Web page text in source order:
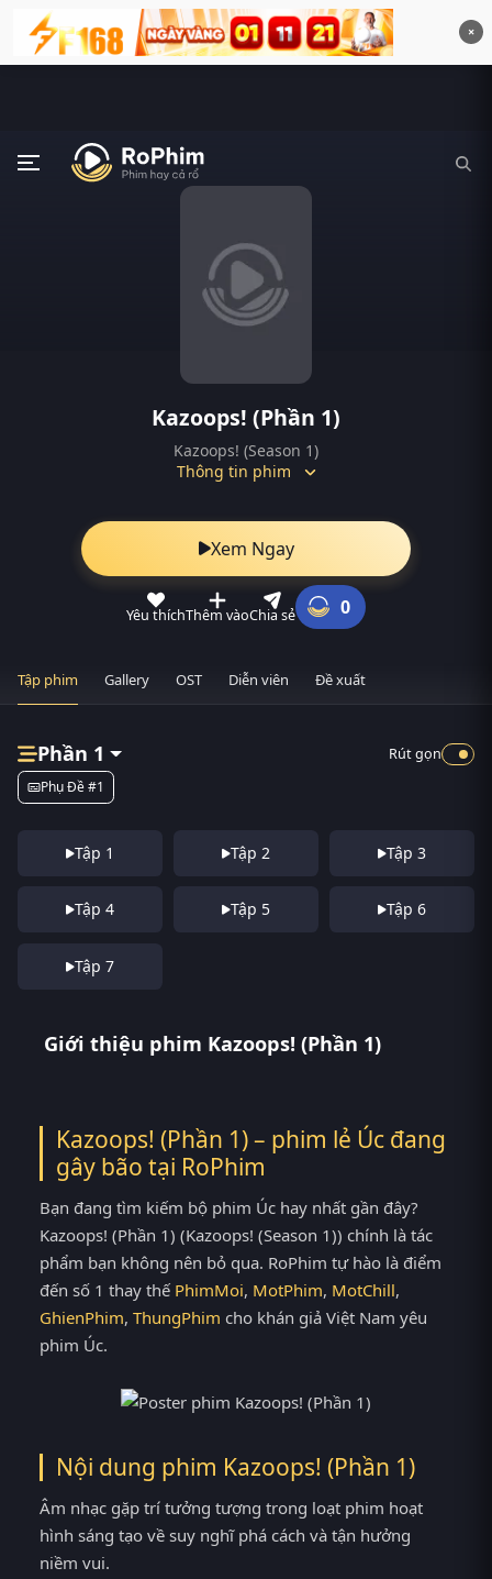
×
Kazoops! (Phần 1)
Kazoops! (Season 1)
Thông tin phim
Xem Ngay
Yêu thíchThêm vàoChia sẻ 0
Tập phim Gallery OST Diễn viên Đề xuất
Phần 1
Phụ Đề #1
Rút gọn
Tập 1 Tập 2 Tập 3
Tập 4 Tập 5 Tập 6
Tập 7
Giới thiệu phim Kazoops! (Phần 1)
Kazoops! (Phần 1) – phim lẻ Úc đang
gây bão tại RoPhim
Bạn đang tìm kiếm bộ phim Úc hay nhất gần đây?
Kazoops! (Phần 1) (Kazoops! (Season 1)) chính là tác
phẩm bạn không nên bỏ qua. RoPhim tự hào là điểm
đến số 1 thay thế PhimMoi, MotPhim, MotChill,
GhienPhim, ThungPhim cho khán giả Việt Nam yêu
phim Úc.
Nội dung phim Kazoops! (Phần 1)
Âm nhạc gặp trí tưởng tượng trong loạt phim hoạt
hình sáng tạo về suy nghĩ phá cách và tận hưởng
niềm vui.